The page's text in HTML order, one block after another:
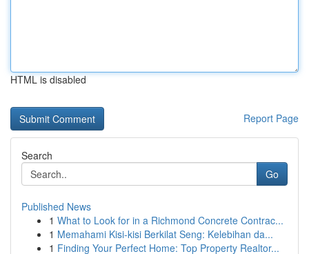
HTML is disabled
Report Page
Search
Go
Published News
1 What to Look for in a Richmond Concrete Contrac...
1 Memahami Kisi-kisi Berkilat Seng: Kelebihan da...
1 Finding Your Perfect Home: Top Property Realtor...